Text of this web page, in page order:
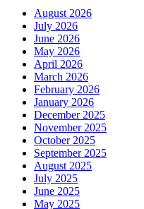
August 2026
July 2026
June 2026
May 2026
April 2026
March 2026
February 2026
January 2026
December 2025
November 2025
October 2025
September 2025
August 2025
July 2025
June 2025
May 2025